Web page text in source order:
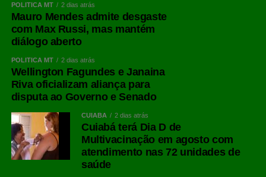
POLÍTICA MT 2 dias atrás
Mauro Mendes admite desgaste
com Max Russi, mas mantém
diálogo aberto
POLÍTICA MT 2 dias atrás
Wellington Fagundes e Janaina
Riva oficializam aliança para
disputa ao Governo e Senado
CUIABÁ 2 dias atrás
Cuiabá terá Dia D de
Multivacinação em agosto com
atendimento nas 72 unidades de
saúde